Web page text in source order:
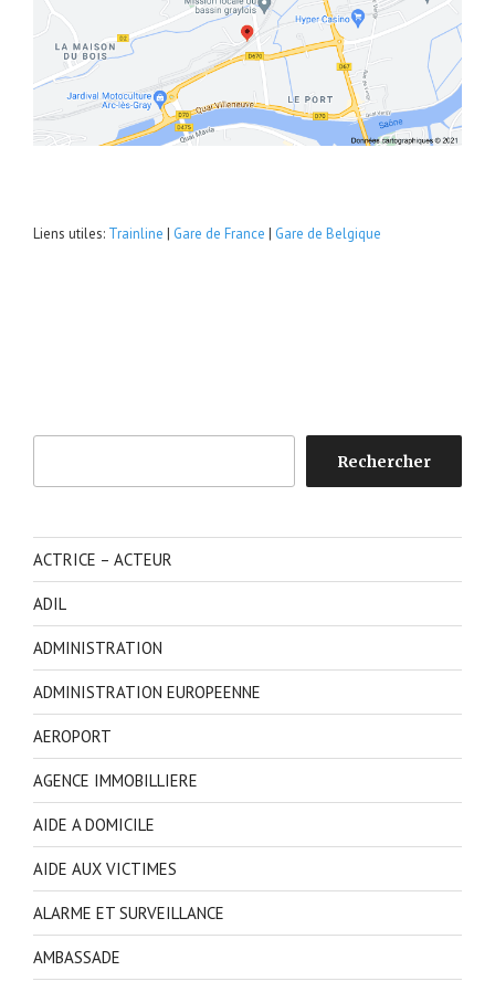
Liens utiles: Trainline | Gare de France | Gare de Belgique
Rechercher
ACTRICE – ACTEUR
ADIL
ADMINISTRATION
ADMINISTRATION EUROPEENNE
AEROPORT
AGENCE IMMOBILLIERE
AIDE A DOMICILE
AIDE AUX VICTIMES
ALARME ET SURVEILLANCE
AMBASSADE